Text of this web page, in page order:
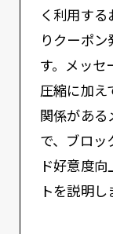
く利用す
りクーポ
す。メッセ
圧縮に加え
関係があ
で、ブロッ
ド好意度
トを説明し